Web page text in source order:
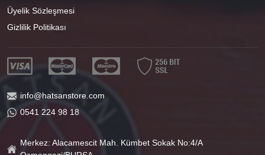
Üyelik Sözleşmesi
Gizlilik Politikası
info@hatsanstore.com
0541 224 98 18
Merkez: Alacamescit Mah. Kümbet Sokak No:4/A